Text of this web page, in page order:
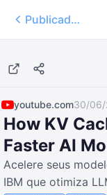
Publicados
youtube.com30/06/
How KV
Faster AI
Acelere seus
IBM que otimiza